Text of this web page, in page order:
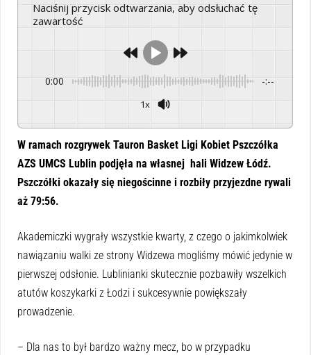
Naciśnij przycisk odtwarzania, aby odsłuchać tę
zawartość
0:00 -:--
1x
W ramach rozgrywek Tauron Basket Ligi Kobiet Pszczółka
AZS UMCS Lublin podjęła na własnej hali Widzew Łódź.
Pszczółki okazały się niegościnne i rozbiły przyjezdne rywali
aż 79:56.
Akademiczki wygrały wszystkie kwarty, z czego o jakimkolwiek
nawiązaniu walki ze strony Widzewa mogliśmy mówić jedynie w
pierwszej odsłonie. Lublinianki skutecznie pozbawiły wszelkich
atutów koszykarki z Łodzi i sukcesywnie powiększały
prowadzenie.
– Dla nas to był bardzo ważny mecz, bo w przypadku